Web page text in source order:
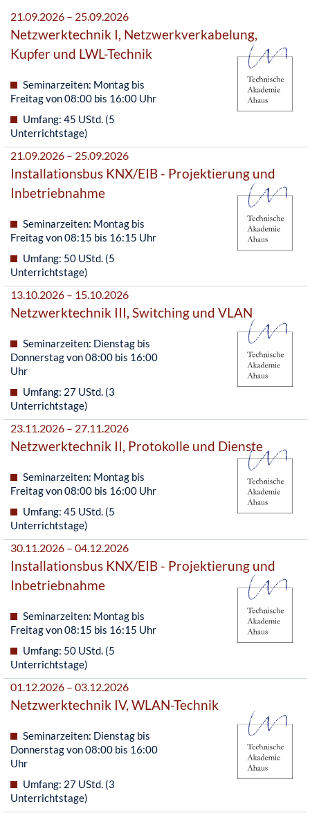
21.09.2026 – 25.09.2026
Netzwerktechnik I, Netzwerkverkabelung,
Kupfer und LWL-Technik
Seminarzeiten: Montag bis
Freitag von 08:00 bis 16:00 Uhr
Umfang: 45 UStd. (5
Unterrichtstage)
21.09.2026 – 25.09.2026
Installationsbus KNX/EIB - Projektierung und
Inbetriebnahme
Seminarzeiten: Montag bis
Freitag von 08:15 bis 16:15 Uhr
Umfang: 50 UStd. (5
Unterrichtstage)
13.10.2026 – 15.10.2026
Netzwerktechnik III, Switching und VLAN
Seminarzeiten: Dienstag bis
Donnerstag von 08:00 bis 16:00
Uhr
Umfang: 27 UStd. (3
Unterrichtstage)
23.11.2026 – 27.11.2026
Netzwerktechnik II, Protokolle und Dienste
Seminarzeiten: Montag bis
Freitag von 08:00 bis 16:00 Uhr
Umfang: 45 UStd. (5
Unterrichtstage)
30.11.2026 – 04.12.2026
Installationsbus KNX/EIB - Projektierung und
Inbetriebnahme
Seminarzeiten: Montag bis
Freitag von 08:15 bis 16:15 Uhr
Umfang: 50 UStd. (5
Unterrichtstage)
01.12.2026 – 03.12.2026
Netzwerktechnik IV, WLAN-Technik
Seminarzeiten: Dienstag bis
Donnerstag von 08:00 bis 16:00
Uhr
Umfang: 27 UStd. (3
Unterrichtstage)